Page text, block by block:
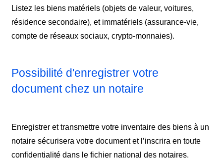
Listez les biens matériels (objets de valeur, voitures,
résidence secondaire), et immatériels (assurance-vie,
compte de réseaux sociaux, crypto-monnaies).
Possibilité d'enregistrer votre
document chez un notaire
Enregistrer et transmettre votre inventaire des biens à un
notaire sécurisera votre document et l’inscrira en toute
confidentialité dans le fichier national des notaires.